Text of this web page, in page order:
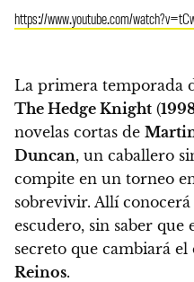
https://www.youtube.com/
La primera temporada
The Hedge Knight (
novelas cortas de
Duncan, un caballero
compite en un torneo
sobrevivir. Allí conocerá
escudero, sin saber que
secreto que cambiará el
Reinos.